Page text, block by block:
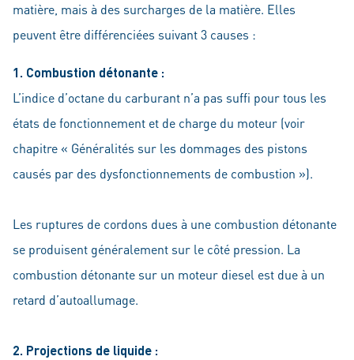
matière, mais à des surcharges de la matière. Elles
peuvent être différenciées suivant 3 causes :
1. Combustion détonante :
L’indice d’octane du carburant n’a pas suffi pour tous les
états de fonctionnement et de charge du moteur (voir
chapitre « Généralités sur les dommages des pistons
causés par des dysfonctionnements de combustion »).
Les ruptures de cordons dues à une combustion détonante
se produisent généralement sur le côté pression. La
combustion détonante sur un moteur diesel est due à un
retard d’autoallumage.
2. Projections de liquide :